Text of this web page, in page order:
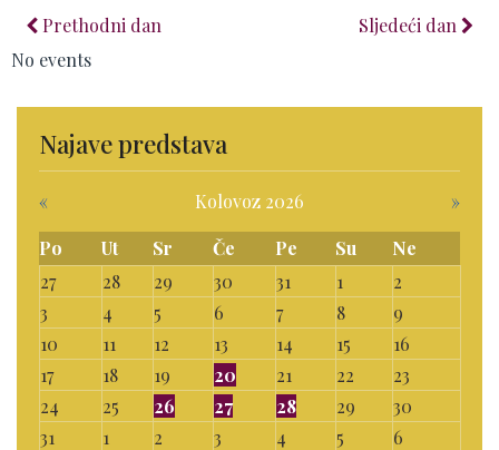
Prethodni dan
Sljedeći dan
No events
Najave predstava
« Kolovoz 2026
»
Po
Ut Sr Če Pe Su
Ne
27
28 29 30 31 1
2
3
4 5 6 7 8
9
10
11 12 13 14 15
16
17
18 19 20 21 22
23
24
25 26 27 28 29
30
31
1 2 3 4 5 6